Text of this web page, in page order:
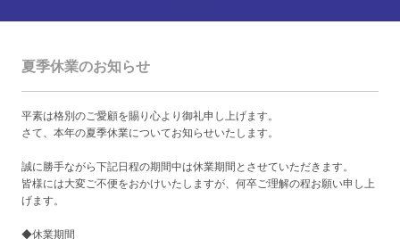
夏季休業のお知らせ
平素は格別のご愛顧を賜り心より御礼申し上げます。
さて、本年の夏季休業についてお知らせいたします。
誠に勝手ながら下記日程の期間中は休業期間とさせていただきます。
皆様には大変ご不便をおかけいたしますが、何卒ご理解の程お願い申し上
げます。
◆休業期間